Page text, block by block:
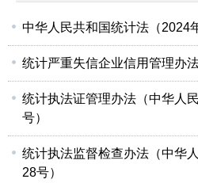
中华人民共和国统计法（2024
统计严重失信企业信用管理办
统计执法证管理办法（中华人
号）
统计执法监督检查办法（中华
28号）